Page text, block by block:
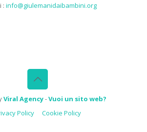
: info@giulemanidaibambini.org
Viral Agency-Vuoi un sito web?
Policy
Cookie Policy